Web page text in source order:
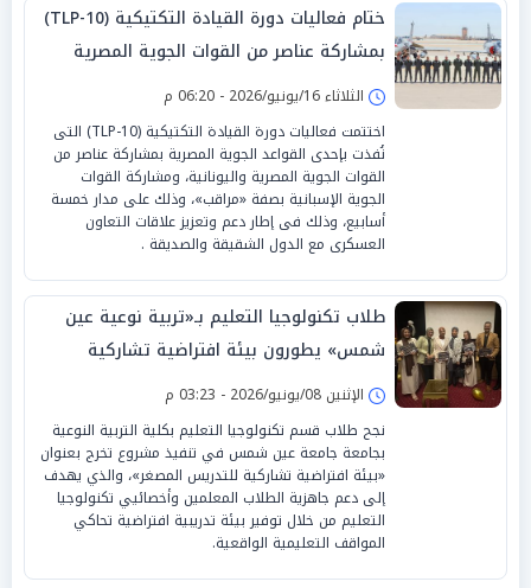
ختام فعاليات دورة القيادة التكتيكية (TLP-10)
بمشاركة عناصر من القوات الجوية المصرية
واليونانية
الثلاثاء 16/يونيو/2026 - 06:20 م
اختتمت فعاليات دورة القيادة التكتيكية (TLP-10) التى
نُفذت بإحدى القواعد الجوية المصرية بمشاركة عناصر من
القوات الجوية المصرية واليونانية، ومشاركة القوات
الجوية الإسبانية بصفة «مراقب»، وذلك على مدار خمسة
أسابيع، وذلك فى إطار دعم وتعزيز علاقات التعاون
العسكرى مع الدول الشقيقة والصديقة .
طلاب تكنولوجيا التعليم بـ«تربية نوعية عين
شمس» يطورون بيئة افتراضية تشاركية
للتدريس المصغر
الإثنين 08/يونيو/2026 - 03:23 م
نجح طلاب قسم تكنولوجيا التعليم بكلية التربية النوعية
بجامعة جامعة عين شمس في تنفيذ مشروع تخرج بعنوان
«بيئة افتراضية تشاركية للتدريس المصغر»، والذي يهدف
إلى دعم جاهزية الطلاب المعلمين وأخصائيي تكنولوجيا
التعليم من خلال توفير بيئة تدريبية افتراضية تحاكي
المواقف التعليمية الواقعية.